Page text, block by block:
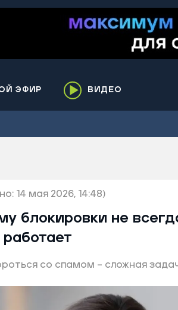
ЭФИР ВИДЕО
14 мая 2026, 14:48)
блокировки не
со спамом – сложная